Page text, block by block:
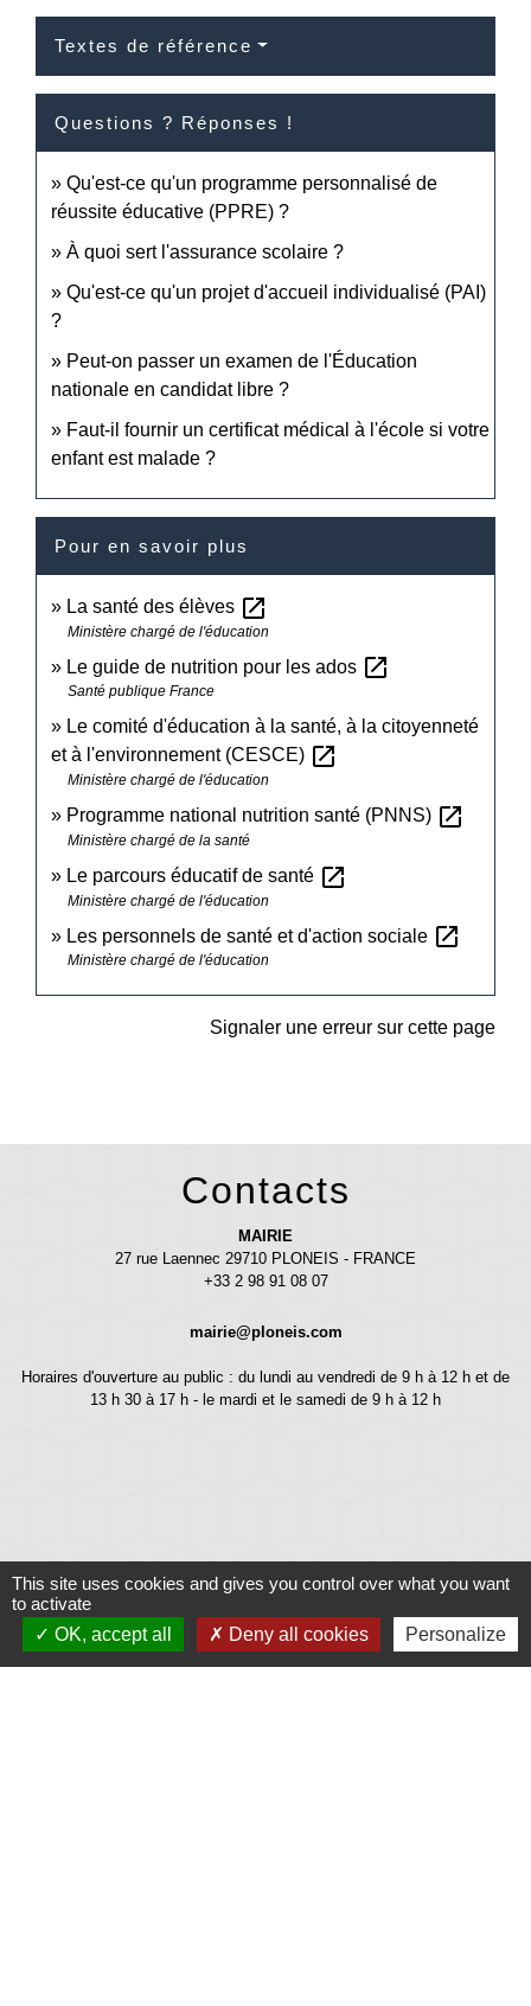
Textes de référence
Questions ? Réponses !
Qu'est-ce qu'un programme personnalisé de
réussite éducative (PPRE) ?
À quoi sert l'assurance scolaire ?
Qu'est-ce qu'un projet d'accueil individualisé (PAI)
?
Peut-on passer un examen de l'Éducation
nationale en candidat libre ?
Faut-il fournir un certificat médical à l'école si votre
enfant est malade ?
Pour en savoir plus
La santé des élèves open_in_new
Ministère chargé de l'éducation
Le guide de nutrition pour les ados open_in_new
Santé publique France
Le comité d'éducation à la santé, à la citoyenneté
et à l'environnement (CESCE) open_in_new
Ministère chargé de l'éducation
Programme national nutrition santé (PNNS) open_in_new
Ministère chargé de la santé
Le parcours éducatif de santé open_in_new
Ministère chargé de l'éducation
Les personnels de santé et d'action sociale open_in_new
Ministère chargé de l'éducation
Signaler une erreur sur cette page
Contacts
MAIRIE
27 rue Laennec 29710 PLONEIS - FRANCE
+33 2 98 91 08 07
mairie@ploneis.com
Horaires d'ouverture au public : du lundi au vendredi de 9 h à 12 h et de
13 h 30 à 17 h - le mardi et le samedi de 9 h à 12 h
Liens
This site uses cookies and gives you control over what you want
to activate
OK, accept all
Deny all cookies Personalize